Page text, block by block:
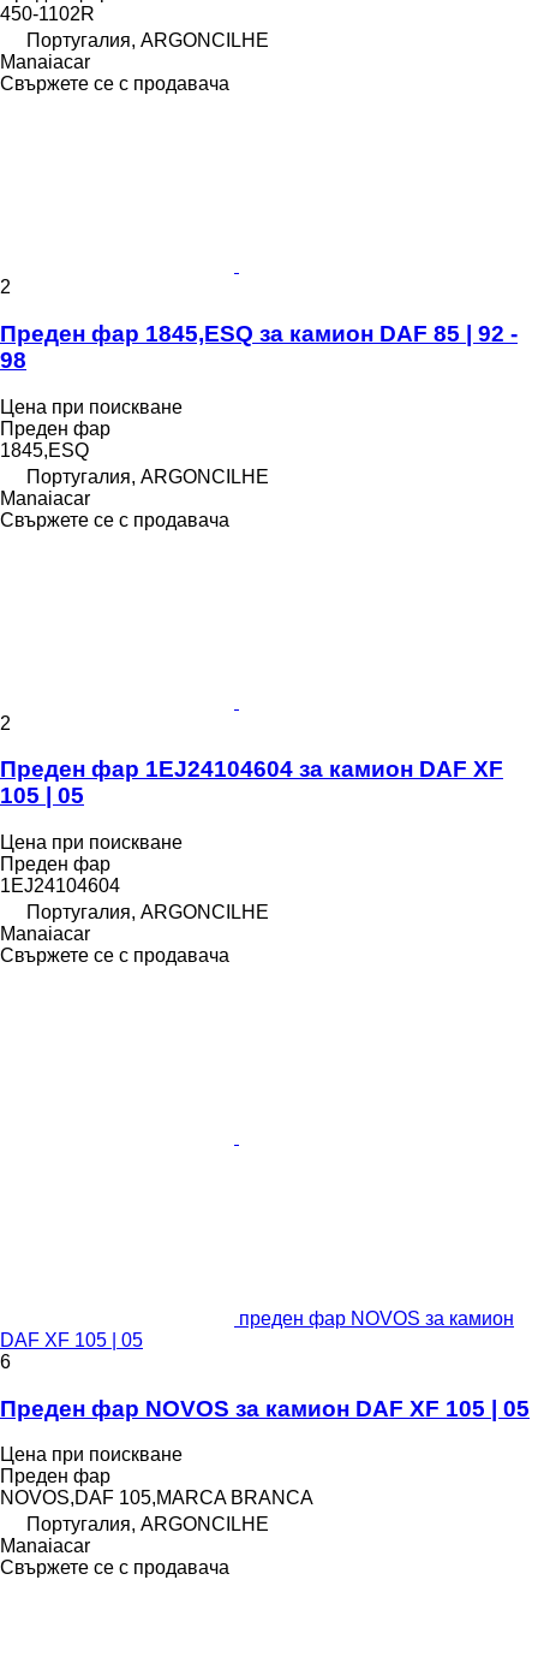
450-1102R
Португалия, ARGONCILHE
Manaiacar
Свържете се с продавача
2
Преден фар 1845,ESQ за камион DAF 85 | 92 -
98
Цена при поискване
Преден фар
1845,ESQ
Португалия, ARGONCILHE
Manaiacar
Свържете се с продавача
2
Преден фар 1EJ24104604 за камион DAF XF
105 | 05
Цена при поискване
Преден фар
1EJ24104604
Португалия, ARGONCILHE
Manaiacar
Свържете се с продавача
преден фар NOVOS за камион
DAF XF 105 | 05
6
Преден фар NOVOS за камион DAF XF 105 | 05
Цена при поискване
Преден фар
NOVOS,DAF 105,MARCA BRANCA
Португалия, ARGONCILHE
Manaiacar
Свържете се с продавача